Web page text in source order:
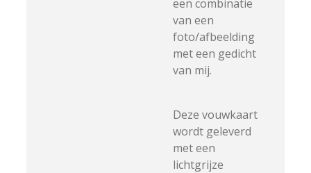
een combinatie
van een
foto/afbeelding
met een gedicht
van mij.
Deze vouwkaart
wordt geleverd
met een
lichtgrijze